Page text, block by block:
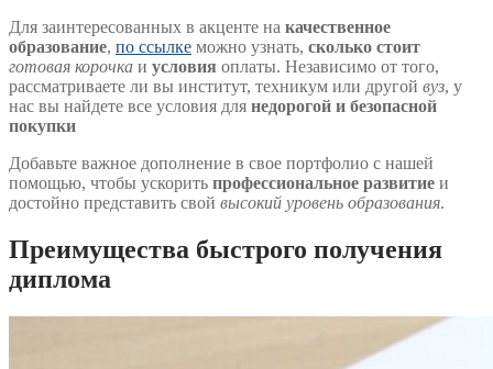
Для заинтересованных в акценте на качественное
образование, по ссылке можно узнать, сколько стоит
готовая корочка и условия оплаты. Независимо от того,
рассматриваете ли вы институт, техникум или другой вуз, у
нас вы найдете все условия для недорогой и безопасной
покупки
Добавьте важное дополнение в свое портфолио с нашей
помощью, чтобы ускорить профессиональное развитие и
достойно представить свой высокий уровень образования.
Преимущества быстрого получения
диплома